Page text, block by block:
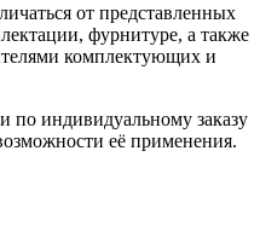
от представленных
фурнитуре, а также
комплектующих и
по индивидуальному заказу
её применения.